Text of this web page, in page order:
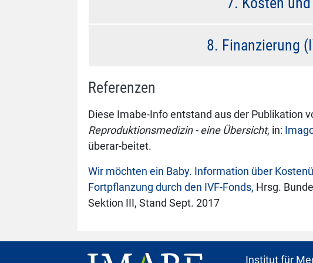
8. Finanzierung
Referenzen
Diese Imabe-Info entstand aus der Publikation
Reproduktionsmedizin - eine Übersicht, in:
überar-beitet.
Wir möchten ein Baby. Information über
Fortpflanzung durch den IVF-Fonds, Hrsg.
Sektion III, Stand Sept. 2017
Institut für